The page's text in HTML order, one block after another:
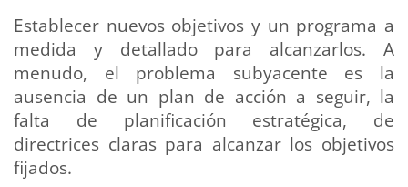
Establecer nuevos objetivos y un programa a
medida y detallado para alcanzarlos. A
menudo, el problema subyacente es la
ausencia de un plan de acción a seguir, la
falta de planificación estratégica, de
directrices claras para alcanzar los objetivos
fijados.